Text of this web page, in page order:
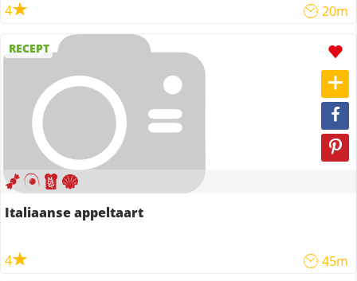
4 20m
RECEPT
Italiaanse appeltaart
4 45m